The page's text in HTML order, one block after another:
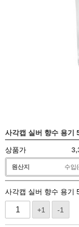
사각캡 실버 향수 용기
상품가
원산지 수입
사각캡 실버 향수 용기
+1 -1